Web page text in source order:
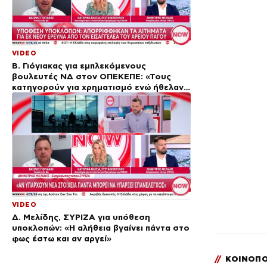
VIDEO
Β. Γιόγιακας για εμπλεκόμενους
βουλευτές ΝΔ στον ΟΠΕΚΕΠΕ: «Τους
κατηγορούν για χρηματισμό ενώ ήθελαν
να εξυπηρετήσουν συμπολίτες»
VIDEO
Δ. Μελίδης, ΣΥΡΙΖΑ για υπόθεση
υποκλοπών: «Η αλήθεια βγαίνει πάντα στο
φως έστω και αν αργεί»
//